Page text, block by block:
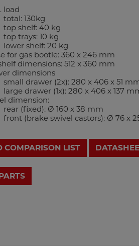
load
total: 130kg
top shelf: 40 kg
top trays: 10 kg
lower shelf: 20 kg
for gas bootle: 360 x 246 mm
dimensions: 512 x 360 mm
dimensions
small drawer (2x): 280 x 406 x 51
large drawer (1x): 280 x 406 x 137
dimension:
rear (fixed): Ø 160 x 38 mm
front (brake swivel castors): Ø 76 x
COMPARISON LIST